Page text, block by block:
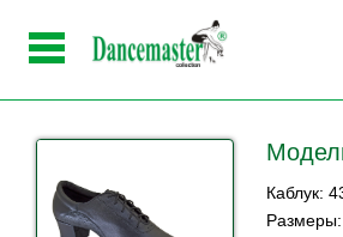
Каблук: